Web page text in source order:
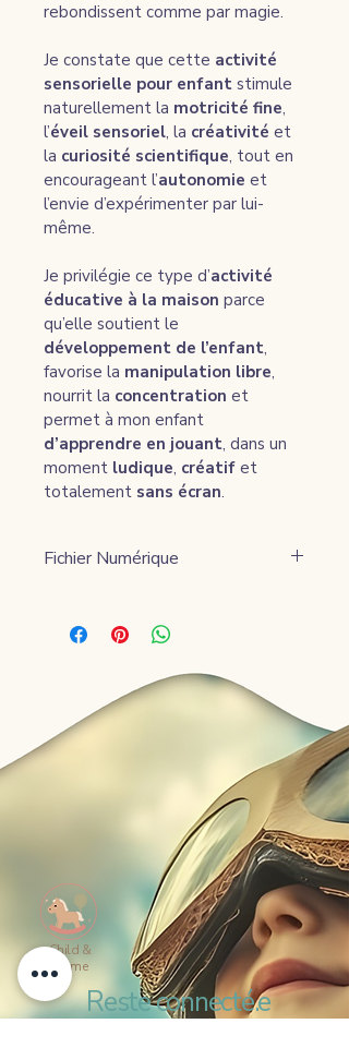
rebondissent comme par magie.
Je constate que cette activité
sensorielle pour enfant stimule
naturellement la motricité fine,
l’éveil sensoriel, la créativité et
la curiosité scientifique, tout en
encourageant l’autonomie et
l’envie d’expérimenter par lui-
même.
Je privilégie ce type d’activité
éducative à la maison parce
qu’elle soutient le
développement de l’enfant,
favorise la manipulation libre,
nourrit la concentration et
permet à mon enfant
d’apprendre en jouant, dans un
moment ludique, créatif et
totalement sans écran.
Fichier Numérique
au moment du paiement.
Child &
Home
Reste connecté.e